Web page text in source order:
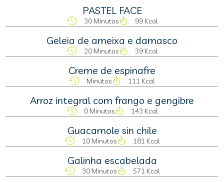
PASTEL FACE
30 Minutos 99 Kcal
Geleia de ameixa e damasco
20 Minutos 39 Kcal
Creme de espinafre
Minutos 111 Kcal
Arroz integral com frango e gengibre
0 Minutos 143 Kcal
Guacamole sin chile
10 Minutos 181 Kcal
Galinha escabelada
30 Minutos 571 Kcal